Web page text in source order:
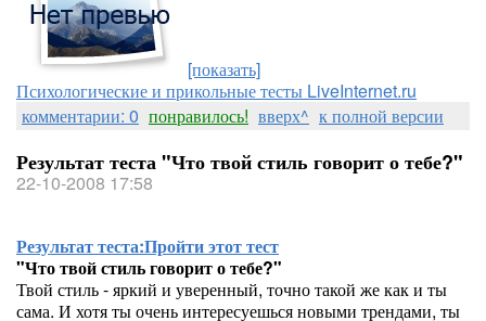
[показать]
Психологические и прикольные тесты LiveInternet.ru
комментарии: 0 понравилось! вверх^ к полной версии
Результат теста "Что твой стиль говорит о тебе?"
22-10-2008 17:58
Результат теста:Пройти этот тест
"Что твой стиль говорит о тебе?"
Твой стиль - яркий и уверенный, точно такой же как и ты
сама. И хотя ты очень интересуешься новыми трендами, ты